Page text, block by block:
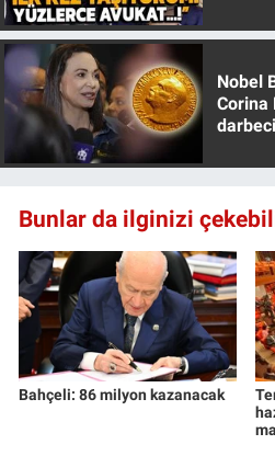
Nobel
Corina
darbeci
Bunlar da ilginizi
Bahçeli: 86 milyon kazanacak